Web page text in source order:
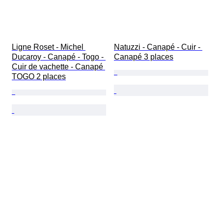
Ligne Roset - Michel
Ducaroy - Canapé - Togo -
Cuir de vachette - Canapé
TOGO 2 places
Natuzzi - Canapé - Cuir -
Canapé 3 places